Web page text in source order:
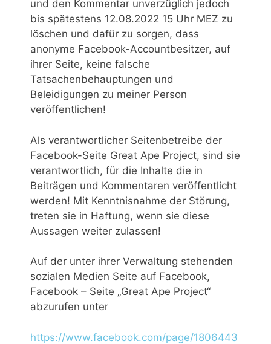
und den Kommentar unverzüglich jedoch
bis spätestens 12.08.2022 15 Uhr MEZ zu
löschen und dafür zu sorgen, dass
anonyme Facebook-Accountbesitzer, auf
ihrer Seite, keine falsche
Tatsachenbehauptungen und
Beleidigungen zu meiner Person
veröffentlichen!
Als verantwortlicher Seitenbetreibe der
Facebook-Seite Great Ape Project, sind sie
verantwortlich, für die Inhalte die in
Beiträgen und Kommentaren veröffentlicht
werden! Mit Kenntnisnahme der Störung,
treten sie in Haftung, wenn sie diese
Aussagen weiter zulassen!
Auf der unter ihrer Verwaltung stehenden
sozialen Medien Seite auf Facebook,
Facebook – Seite „Great Ape Project“
abzurufen unter
https://www.facebook.com/page/1806443